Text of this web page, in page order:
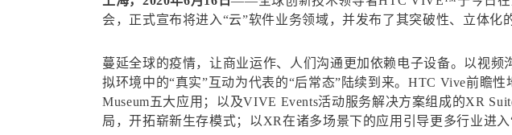
会，正式宣布将进入“云”软件业务领域，并发布了其突破性、立体
蔓延全球的疫情，让商业运作、人们沟通更加依赖电子设备。以视
拟环境中的“真实”互动为代表的“后常态”陆续到来。HTC Vive前瞻
Museum五大应用；以及VIVE Events活动服务解决方案组成的XR
局，开拓崭新生存模式；以XR在诸多场景下的应用引导更多行业进